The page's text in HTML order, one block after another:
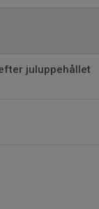
juluppehållet